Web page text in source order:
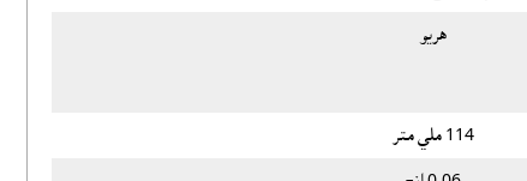
هريو
114 ملي متر